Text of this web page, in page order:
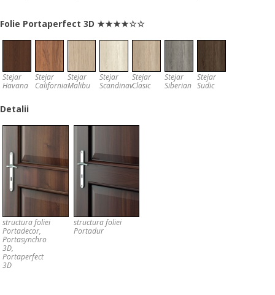
Folie Portaperfect 3D ★★★★☆☆
Stejar
Havana
Stejar
California
Stejar
Malibu
Stejar
Scandinav
Stejar
Clasic
Stejar
Siberian
Stejar
Sudic
Detalii
structura foliei
Portadecor,
Portasynchro
3D,
Portaperfect
3D
structura foliei
Portadur